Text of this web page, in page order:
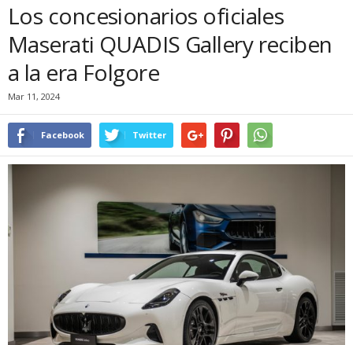
Los concesionarios oficiales
Maserati QUADIS Gallery reciben
a la era Folgore
Mar 11, 2024
Facebook Twitter